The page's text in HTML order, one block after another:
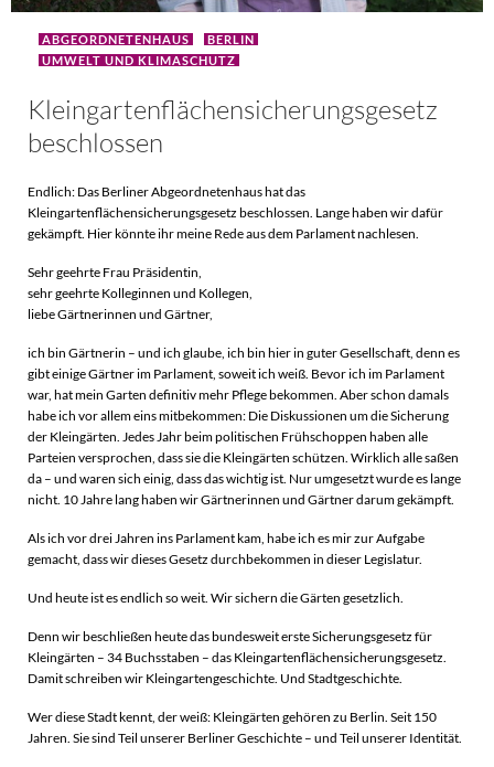
ABGEORDNETENHAUS
BERLIN
UMWELT UND KLIMASCHUTZ
Kleingartenflächensicherungsgesetz
beschlossen
Endlich: Das Berliner Abgeordnetenhaus hat das
Kleingartenflächensicherungsgesetz beschlossen. Lange haben wir dafür
gekämpft. Hier könnte ihr meine Rede aus dem Parlament nachlesen.
Sehr geehrte Frau Präsidentin,
sehr geehrte Kolleginnen und Kollegen,
liebe Gärtnerinnen und Gärtner,
ich bin Gärtnerin – und ich glaube, ich bin hier in guter Gesellschaft, denn es
gibt einige Gärtner im Parlament, soweit ich weiß. Bevor ich im Parlament
war, hat mein Garten definitiv mehr Pflege bekommen. Aber schon damals
habe ich vor allem eins mitbekommen: Die Diskussionen um die Sicherung
der Kleingärten. Jedes Jahr beim politischen Frühschoppen haben alle
Parteien versprochen, dass sie die Kleingärten schützen. Wirklich alle saßen
da – und waren sich einig, dass das wichtig ist. Nur umgesetzt wurde es lange
nicht. 10 Jahre lang haben wir Gärtnerinnen und Gärtner darum gekämpft.
Als ich vor drei Jahren ins Parlament kam, habe ich es mir zur Aufgabe
gemacht, dass wir dieses Gesetz durchbekommen in dieser Legislatur.
Und heute ist es endlich so weit. Wir sichern die Gärten gesetzlich.
Denn wir beschließen heute das bundesweit erste Sicherungsgesetz für
Kleingärten – 34 Buchsstaben – das Kleingartenflächensicherungsgesetz.
Damit schreiben wir Kleingartengeschichte. Und Stadtgeschichte.
Wer diese Stadt kennt, der weiß: Kleingärten gehören zu Berlin. Seit 150
Jahren. Sie sind Teil unserer Berliner Geschichte – und Teil unserer Identität.